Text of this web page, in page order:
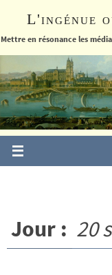
le
L'ingénue
Mettre en résonance les
Jour : 20